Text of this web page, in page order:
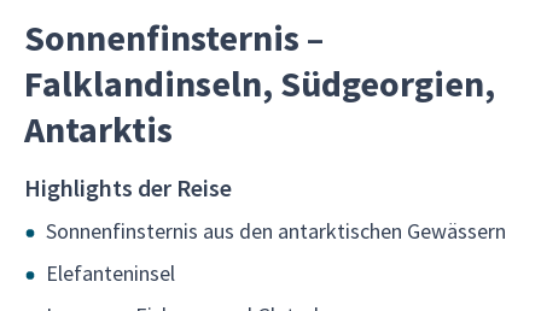
Sonnenfinsternis –
Falklandinseln, Südgeorgien,
Antarktis
Highlights der Reise
Sonnenfinsternis aus den antarktischen Gewässern
Elefanteninsel